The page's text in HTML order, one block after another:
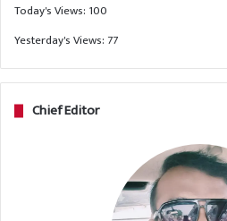
Today's Views: 100
Yesterday's Views: 77
Chief Editor